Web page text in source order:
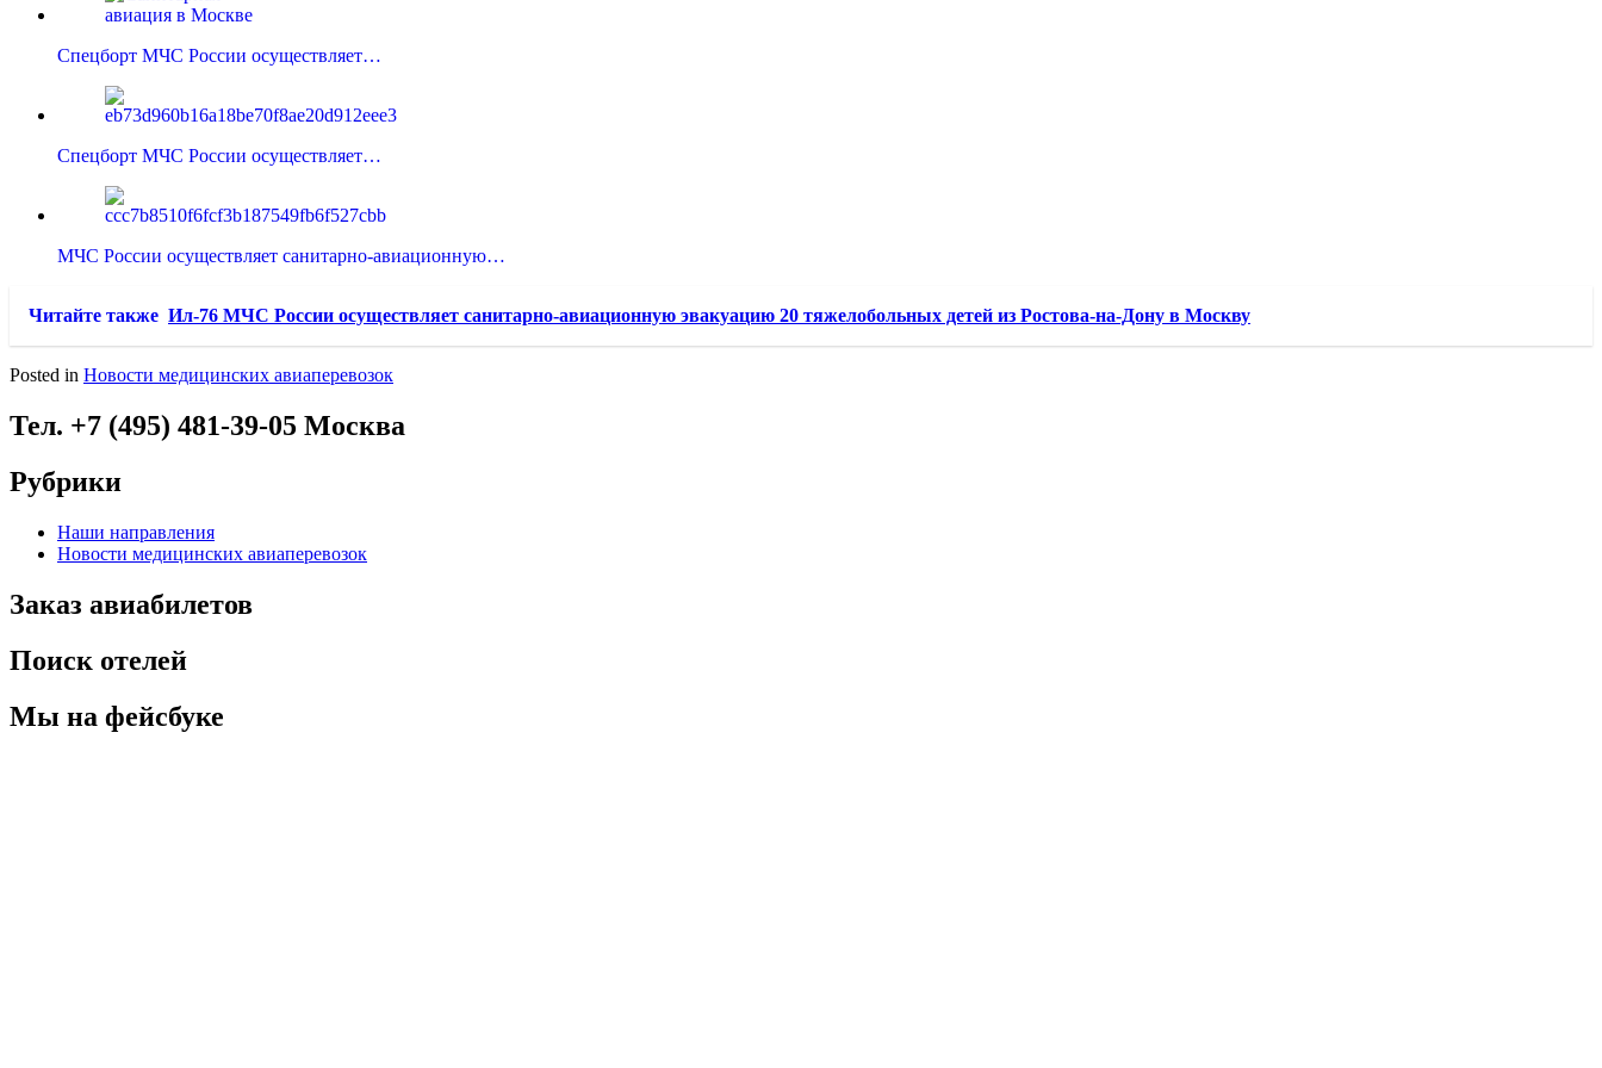
Спецборт МЧС России осуществляет…
Спецборт МЧС России осуществляет…
МЧС России осуществляет санитарно-авиационную…
Читайте также Ил-76 МЧС России осуществляет санитарно-авиационную эвакуацию 20 тяжелобольных детей из Ростова-на-Дону в Москву
Posted in Новости медицинских авиаперевозок
Тел. +7 (495) 481-39-05 Москва
Рубрики
Наши направления
Новости медицинских авиаперевозок
Заказ авиабилетов
Поиск отелей
Мы на фейсбуке